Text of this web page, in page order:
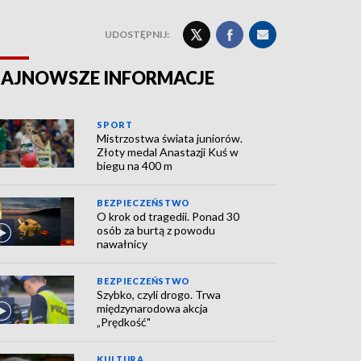
UDOSTĘPNIJ:
INFORMACJE
SPORT
Mistrzostwa świata juniorów.
Złoty medal Anastazji Kuś w
biegu na 400 m
BEZPIECZEŃSTWO
O krok od tragedii. Ponad 30
osób za burtą z powodu
nawałnicy
BEZPIECZEŃSTWO
Szybko, czyli drogo. Trwa
międzynarodowa akcja
„Prędkość"